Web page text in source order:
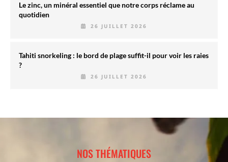
Le zinc, un minéral essentiel que notre corps réclame au
quotidien
26 JUILLET 2026
Tahiti snorkeling : le bord de plage suffit-il pour voir les raies
?
26 JUILLET 2026
NOS THÉMATIQUES